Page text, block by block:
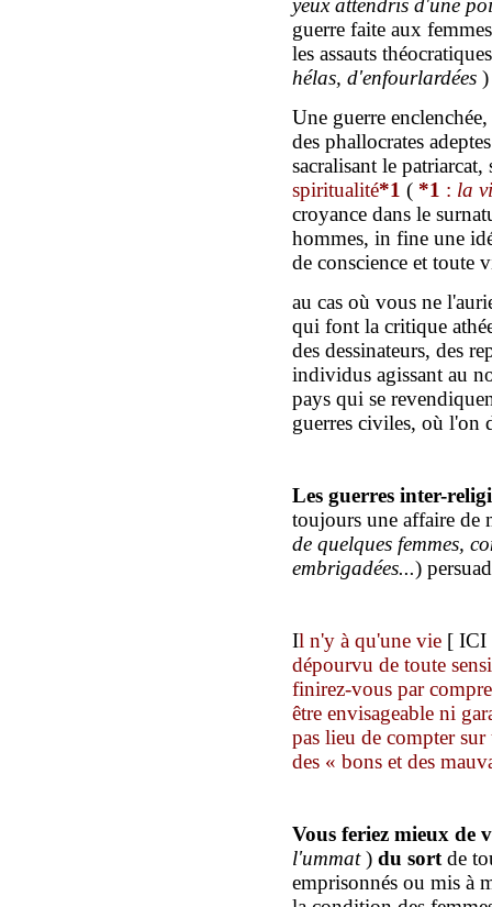
yeux attendris d'une
guerre faite aux
les assauts
hélas, d'enfourlardées )
Une guerre
des phallocrates
sacralisant le
spiritualité*1 ( *1 : la
croyance dans le
hommes, in fine une
de conscience et toute
au cas où vous ne
qui font la critique
des dessinateurs, des
individus agissant au
pays qui se
guerres civiles, où l'on
Les guerres inter-religi
toujours une affaire de
de quelques femmes,
embrigadées...)
Il n'y à qu'une vie [ ICI
dépourvu de toute
finirez-vous par
être envisageable ni
pas lieu de compter
des « bons et des
Vous feriez mieux de
l'ummat) du sort de
emprisonnés ou mis à